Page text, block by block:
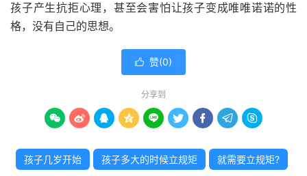
孩子产生抗拒心理，甚至会害怕让孩子变成唯唯诺诺的性
格，没有自己的思想。
 赞(0)
分享到
        
孩子几岁开始 孩子多大的时候立规矩 就需要立规矩?